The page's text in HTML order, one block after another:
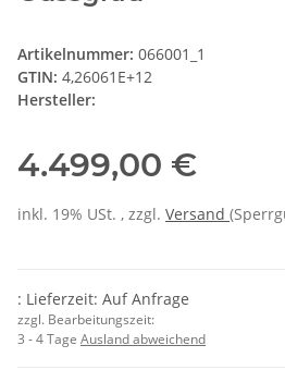
Artikelnummer: 066001_1
GTIN: 4,26061E+12
Hersteller:
4.499,00 €
inkl. 19% USt. , zzgl. Versand
: Lieferzeit: Auf Anfrage
zzgl. Bearbeitungszeit:
3 - 4 Tage Ausland abweichend